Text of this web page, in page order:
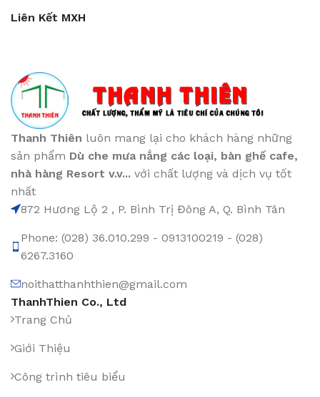
Liên Kết MXH
Thanh Thiên luôn mang lại cho khách hàng những
sản phẩm Dù che mưa nắng các loại, bàn ghế cafe,
nhà hàng Resort v.v... với chất lượng và dịch vụ tốt
nhất
872 Hương Lộ 2 , P. Bình Trị Đông A, Q. Bình Tân
Phone: (028) 36.010.299 - 0913100219 - (028)
6267.3160
noithatthanhthien@gmail.com
ThanhThien Co., Ltd
Trang Chủ
Giới Thiệu
Công trình tiêu biểu